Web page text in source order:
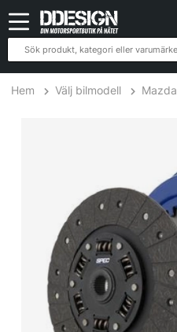
Hem Välj bilmodell Mazda